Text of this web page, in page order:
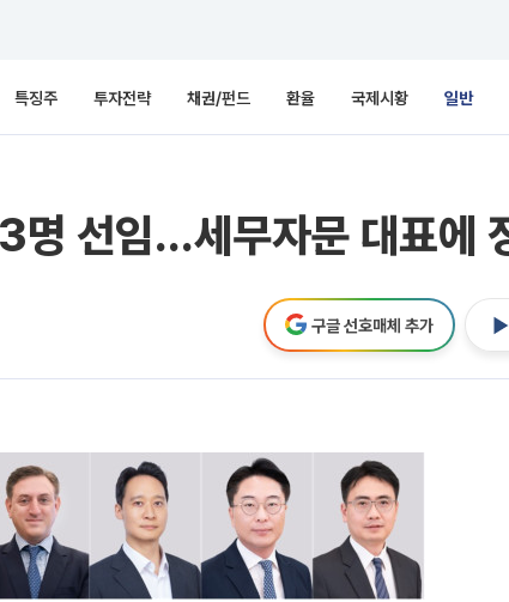
특징주 투자전략 채권/펀드 환율 국제시황 일반
선임…세무자문 대표에
구글 선호매체 추가